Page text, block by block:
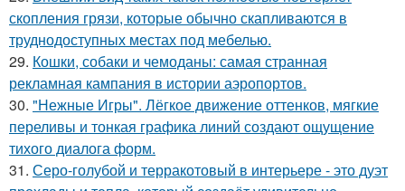
скопления грязи, которые обычно скапливаются в
труднодоступных местах под мебелью.
29. Кошки, собаки и чемоданы: самая странная
рекламная кампания в истории аэропортов.
30. "Нежные Игры". Лёгкое движение оттенков, мягкие
переливы и тонкая графика линий создают ощущение
тихого диалога форм.
31. Серо-голубой и терракотовый в интерьере - это дуэт